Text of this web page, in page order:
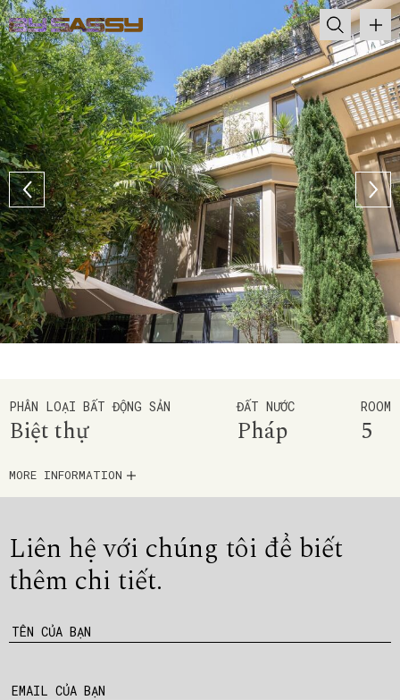
PHÂN LOẠI BẤT ĐỘNG SẢN
Biệt thự
ĐẤT NƯỚC
Pháp
ROOM
5
MORE INFORMATION
Liên hệ với chúng tôi để biết
thêm chi tiết.
TÊN CỦA BẠN
EMAIL CỦA BẠN